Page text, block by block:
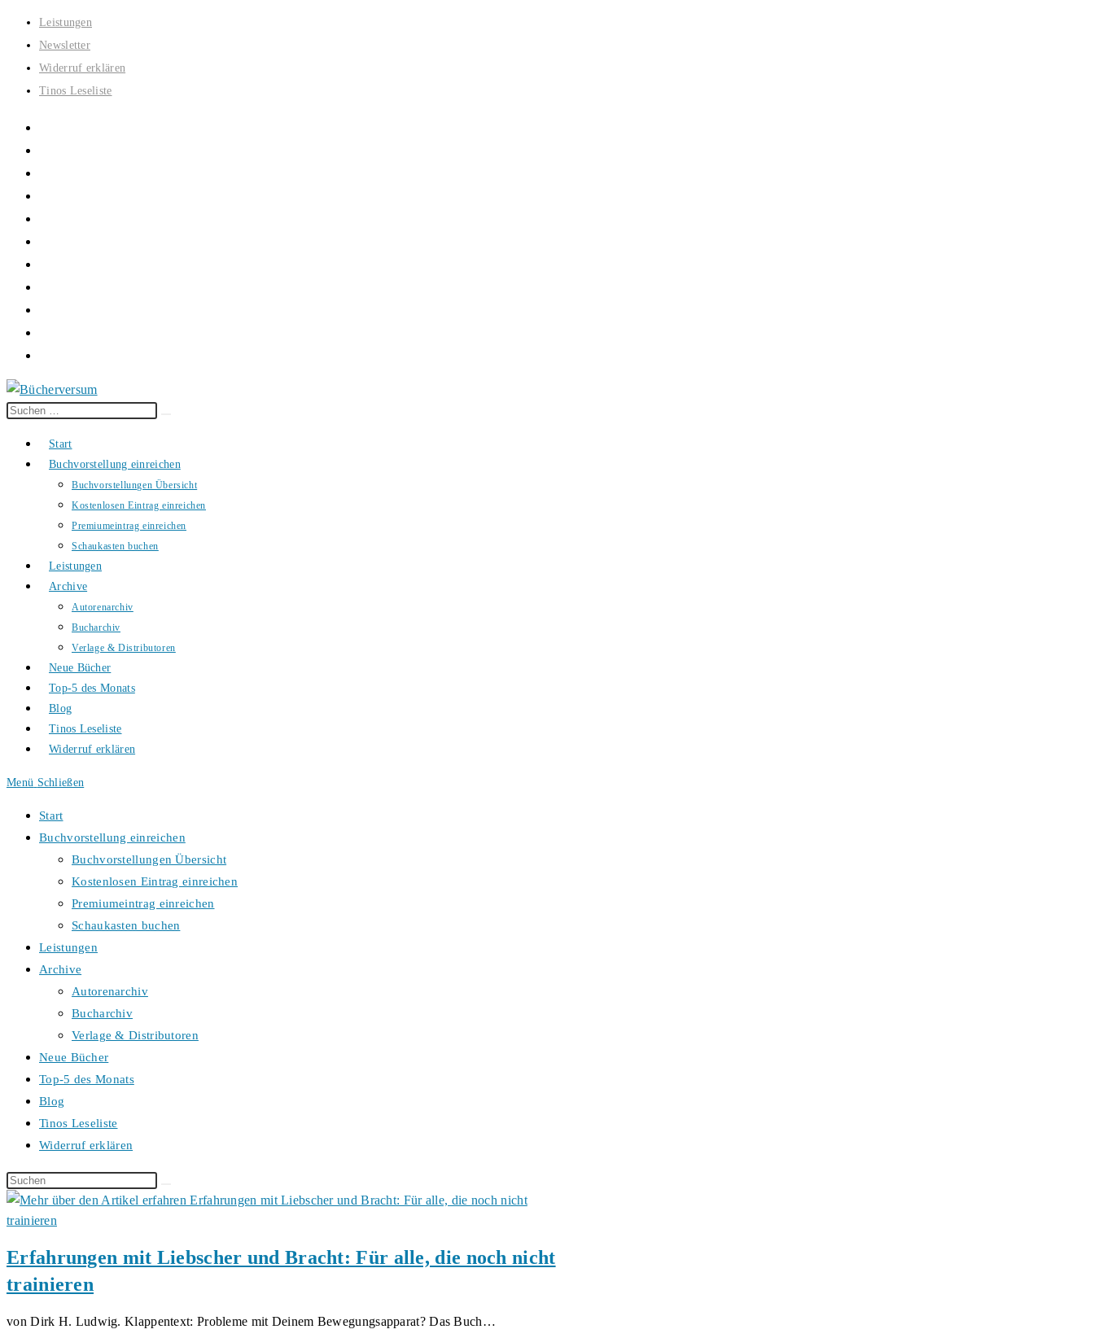
Zum
Inhalt
springen
Leistungen
Newsletter
Widerruf erklären
Tinos Leseliste
Diese
durchsuchen
Start
Buchvorstellung einreichen
Buchvorstellungen Übersicht
Kostenlosen Eintrag einreichen
Premiumeintrag einreichen
Schaukasten buchen
Leistungen
Archive
Autorenarchiv
Bucharchiv
Verlage & Distributoren
Neue Bücher
Top-5 des Monats
Blog
Tinos Leseliste
Widerruf erklären
Menü Schließen
Start
Buchvorstellung einreichen
Buchvorstellungen Übersicht
Kostenlosen Eintrag einreichen
Premiumeintrag einreichen
Schaukasten buchen
Leistungen
Archive
Autorenarchiv
Bucharchiv
Verlage & Distributoren
Neue Bücher
Top-5 des Monats
Blog
Tinos Leseliste
Widerruf erklären
Diese
Website
durchsuchen
Erfahrungen mit Liebscher und Bracht: Für alle, die noch nicht
trainieren
von Dirk H. Ludwig. Klappentext: Probleme mit Deinem Bewegungsapparat? Das Buch…